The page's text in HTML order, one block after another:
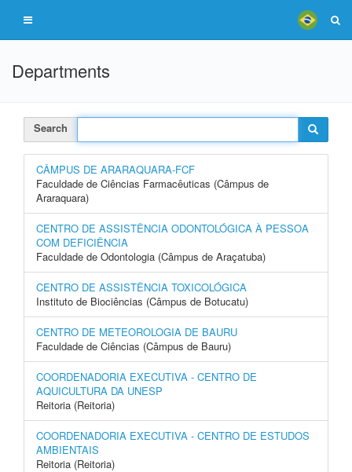
Departments
Search
CÂMPUS DE ARARAQUARA-FCF
Faculdade de Ciências Farmacêuticas (Câmpus de
Araraquara)
CENTRO DE ASSISTÊNCIA ODONTOLÓGICA À PESSOA
COM DEFICIÊNCIA
Faculdade de Odontologia (Câmpus de Araçatuba)
CENTRO DE ASSISTÊNCIA TOXICOLÓGICA
Instituto de Biociências (Câmpus de Botucatu)
CENTRO DE METEOROLOGIA DE BAURU
Faculdade de Ciências (Câmpus de Bauru)
COORDENADORIA EXECUTIVA - CENTRO DE
AQUICULTURA DA UNESP
Reitoria (Reitoria)
COORDENADORIA EXECUTIVA - CENTRO DE ESTUDOS
AMBIENTAIS
Reitoria (Reitoria)